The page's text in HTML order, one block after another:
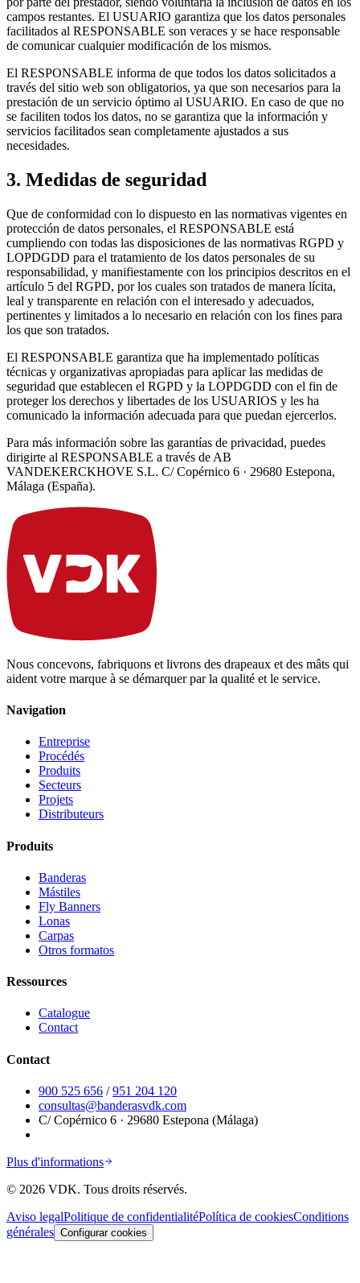
campos restantes. El USUARIO garantiza que los datos personales
facilitados al RESPONSABLE son veraces y se hace responsable
de comunicar cualquier modificación de los mismos.
El RESPONSABLE informa de que todos los datos solicitados a
través del sitio web son obligatorios, ya que son necesarios para la
prestación de un servicio óptimo al USUARIO. En caso de que no
se faciliten todos los datos, no se garantiza que la información y
servicios facilitados sean completamente ajustados a sus
necesidades.
3. Medidas de seguridad
Que de conformidad con lo dispuesto en las normativas vigentes en
protección de datos personales, el RESPONSABLE está
cumpliendo con todas las disposiciones de las normativas RGPD y
LOPDGDD para el tratamiento de los datos personales de su
responsabilidad, y manifiestamente con los principios descritos en el
artículo 5 del RGPD, por los cuales son tratados de manera lícita,
leal y transparente en relación con el interesado y adecuados,
pertinentes y limitados a lo necesario en relación con los fines para
los que son tratados.
El RESPONSABLE garantiza que ha implementado políticas
técnicas y organizativas apropiadas para aplicar las medidas de
seguridad que establecen el RGPD y la LOPDGDD con el fin de
proteger los derechos y libertades de los USUARIOS y les ha
comunicado la información adecuada para que puedan ejercerlos.
Para más información sobre las garantías de privacidad, puedes
dirigirte al RESPONSABLE a través de AB
VANDEKERCKHOVE S.L. C/ Copérnico 6 · 29680 Estepona,
Málaga (España).
Nous concevons, fabriquons et livrons des drapeaux et des mâts qui
aident votre marque à se démarquer par la qualité et le service.
Navigation
Entreprise
Procédés
Produits
Secteurs
Projets
Distributeurs
Produits
Banderas
Mástiles
Fly Banners
Lonas
Carpas
Otros formatos
Ressources
Catalogue
Contact
Contact
900 525 656 / 951 204 120
consultas@banderasvdk.com
C/ Copérnico 6 · 29680 Estepona (Málaga)
Plus d'informations
© 2026 VDK. Tous droits réservés.
Aviso legalPolitique de confidentialitéPolítica de cookiesConditions
générales Configurar cookies